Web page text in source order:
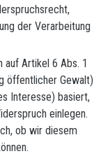
der Verarbeitung
auf Artikel 6 Abs. 1
öffentlicher Gewalt)
Interesse) basiert,
einlegen.
ob wir diesem